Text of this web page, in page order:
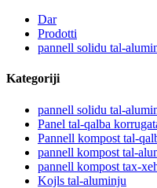
Dar
Prodotti
pannell solidu tal-
Kategoriji
pannell solidu tal-
Panel tal-qalba
Pannell kompost tal-
pannell kompost tal-
pannell kompost tax-
Kojls tal-aluminju